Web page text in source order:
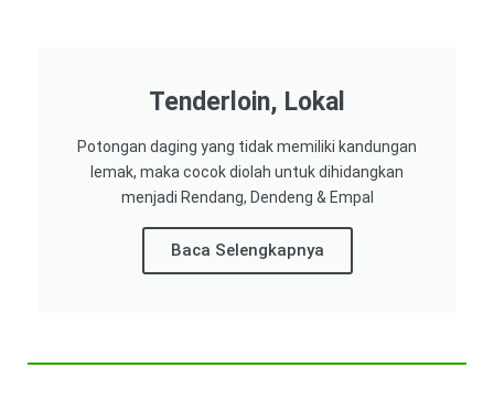
Tenderloin, Lokal
Potongan daging yang tidak memiliki kandungan
lemak, maka cocok diolah untuk dihidangkan
menjadi Rendang, Dendeng & Empal
Baca Selengkapnya